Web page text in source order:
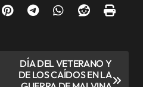
DÍA DEL VETERANO Y
DE LOS CAÍDOS EN LA